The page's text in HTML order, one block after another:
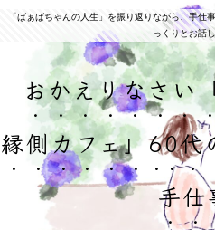
「ばぁばちゃんの人生」を振り返りながら、手
っくりとお話
おかえりなさい
縁側カフェ」60代
手仕